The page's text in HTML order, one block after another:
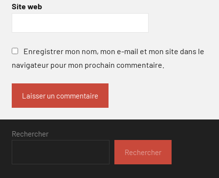
Site web
Enregistrer mon nom, mon e-mail et mon site dans le
navigateur pour mon prochain commentaire.
Rechercher
Rechercher